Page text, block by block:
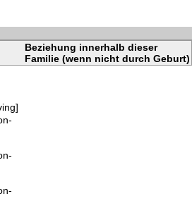
Beziehung innerhalb dieser
Familie (wenn nicht durch Geburt)